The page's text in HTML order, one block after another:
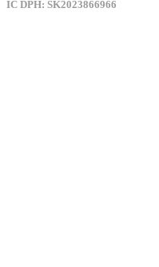
IČ DPH: SK2023866966